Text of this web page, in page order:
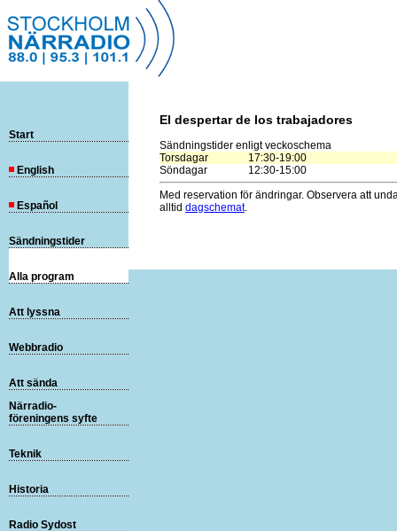
El despertar de los trabajadores
Sändningstider enligt veckoschema
Torsdagar
17:30-19:00
Söndagar
12:30-15:00
Med reservation för ändringar. Observera att
alltid dagschemat.
Start
English
Español
Sändningstider
Alla program
Att lyssna
Webbradio
Att sända
Närradio-
föreningens syfte
Teknik
Historia
Radio Sydost